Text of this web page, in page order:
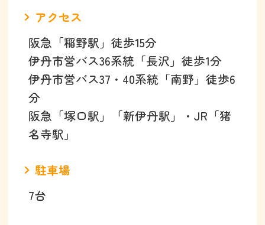
アクセス
阪急「稲野駅」徒歩15分
伊丹市営バス36系統「長沢」徒歩1分
伊丹市営バス37・40系統「南野」徒歩6
分
阪急「塚口駅」「新伊丹駅」・JR「猪
名寺駅」
駐車場
7台